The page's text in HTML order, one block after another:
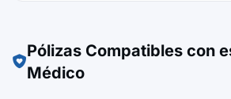
Pólizas Compatibles con
Médico